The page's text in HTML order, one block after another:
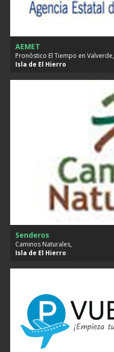
AEMET
Pronóstico El Tiempo en Valverde,
Isla de El Hierro
Senderos
Caminos Naturales,
Isla de El Hierro